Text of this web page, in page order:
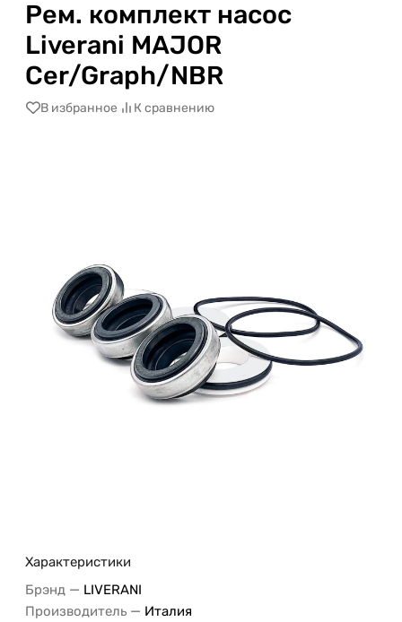
Рем. комплект насос
Liverani MAJOR
Cer/Graph/NBR
В избранное К сравнению
Характеристики
Брэнд — LIVERANI
Производитель — Италия